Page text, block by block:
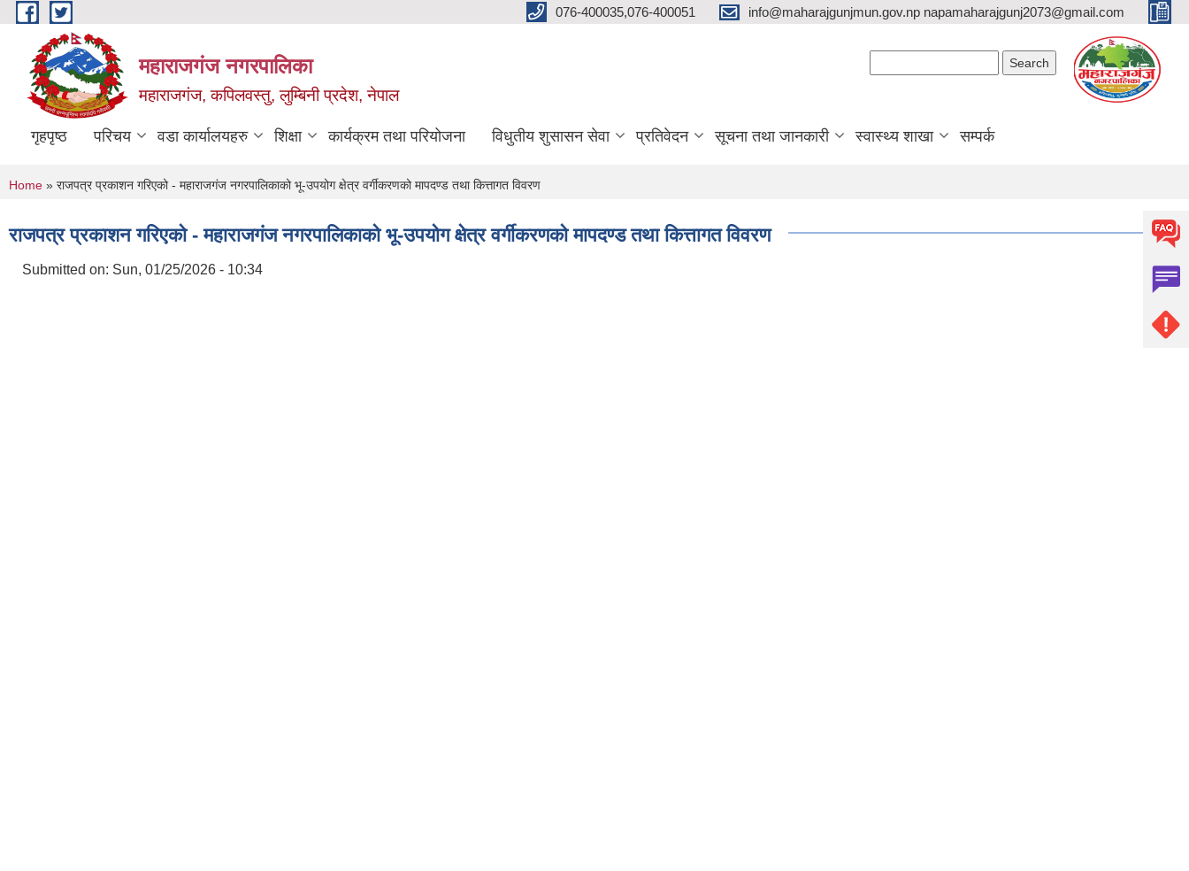
Skip to main content 076-400035,076-400051 info@maharajgunjmun.gov.np napamaharajgunj2073@gmail.com
महाराजगंज नगरपालिका
महाराजगंज, कपिलवस्तु, लुम्बिनी प्रदेश, नेपाल
गृहपृष्ठ परिचय वडा कार्यालयहरु शिक्षा कार्यक्रम तथा परियोजना विधुतीय शुसासन सेवा प्रतिवेदन सूचना तथा जानकारी स्वास्थ्य शाखा सम्पर्क
You are here
Home » राजपत्र प्रकाशन गरिएको - महाराजगंज नगरपालिकाको भू-उपयोग क्षेत्र वर्गीकरणको मापदण्ड तथा कित्तागत विवरण
राजपत्र प्रकाशन गरिएको - महाराजगंज नगरपालिकाको भू-उपयोग क्षेत्र वर्गीकरणको मापदण्ड तथा कित्तागत विवरण
Submitted on: Sun, 01/25/2026 - 10:34